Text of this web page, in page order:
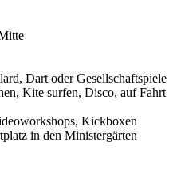
Dart oder Gesellschaftspiele
Kite surfen, Disco, auf Fahrt
Kickboxen
in den Ministergärten